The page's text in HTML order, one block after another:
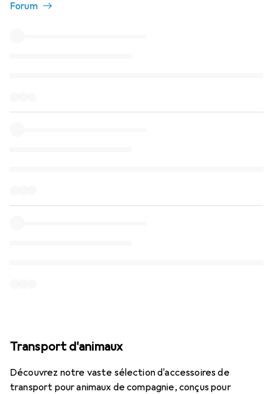
Forum
Transport d'animaux
Découvrez notre vaste sélection d'accessoires de
transport pour animaux de compagnie, conçus pour